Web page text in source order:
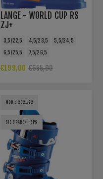
LANGE - WORLD CUP RS
ZJ+
3,5/22,5 4,5/23,5
5,5/24,5
6,5/25,5
7,5/26,5
€199,00 €655,00
MOD.: 2021/22
SIE SPAREN -51%